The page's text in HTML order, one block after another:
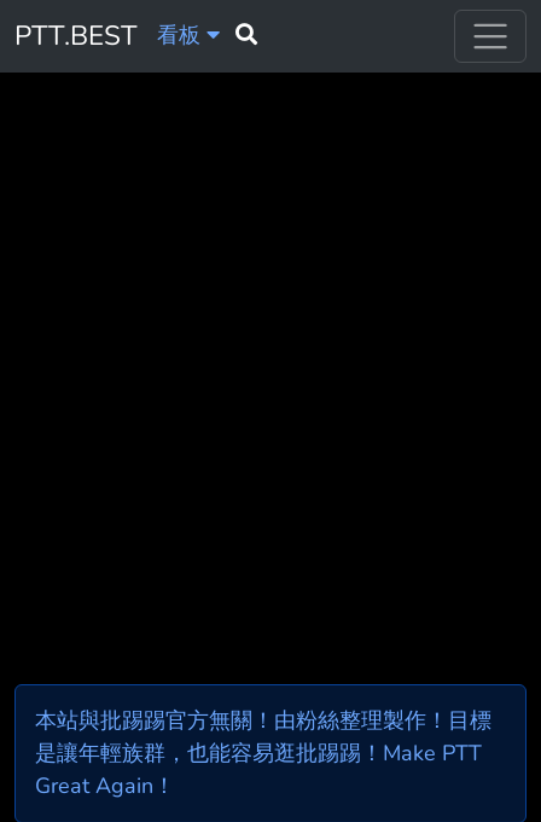
PTT.BEST 看板
本站與批踢踢官方無關！由粉絲整理製作！目標
是讓年輕族群，也能容易逛批踢踢！Make PTT
Great Again！